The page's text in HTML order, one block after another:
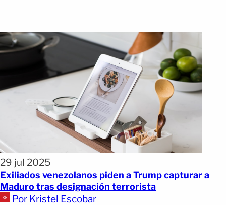
29 jul 2025
Exiliados venezolanos piden a Trump capturar a
Maduro tras designación terrorista
Por Kristel Escobar